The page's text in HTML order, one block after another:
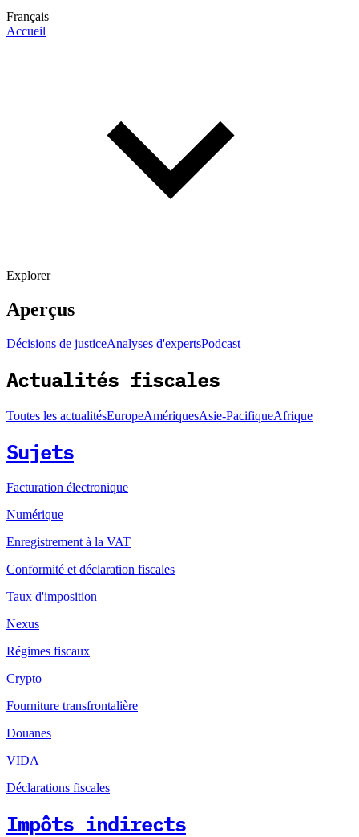
Français
Accueil
Explorer
Aperçus
Décisions de justiceAnalyses d'expertsPodcast
Actualités fiscales
Toutes les actualitésEuropeAmériquesAsie-PacifiqueAfrique
Sujets
Facturation électronique
Numérique
Enregistrement à la VAT
Conformité et déclaration fiscales
Taux d'imposition
Nexus
Régimes fiscaux
Crypto
Fourniture transfrontalière
Douanes
VIDA
Déclarations fiscales
Impôts indirects